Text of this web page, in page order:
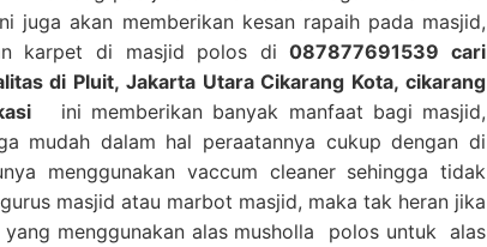
juga akan memberikan kesan rapaih pada masjid,
karpet di masjid polos di087877691539 cari
di Pluit, Jakarta Utara Cikarang Kota, cikarang
ini memberikan banyak manfaat bagi masjid,
mudah dalam hal peraatannya cukup dengan di
menggunakan vaccum cleaner sehingga tidak
masjid atau marbot masjid, maka tak heran jika
yang menggunakan alas musholla polos untuk alas